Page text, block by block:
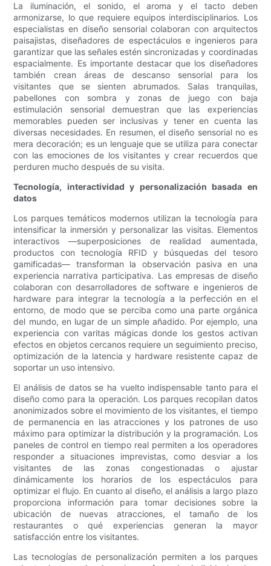
La iluminación, el sonido, el aroma y el tacto deben
armonizarse, lo que requiere equipos interdisciplinarios. Los
especialistas en diseño sensorial colaboran con arquitectos
paisajistas, diseñadores de espectáculos e ingenieros para
garantizar que las señales estén sincronizadas y coordinadas
espacialmente. Es importante destacar que los diseñadores
también crean áreas de descanso sensorial para los
visitantes que se sienten abrumados. Salas tranquilas,
pabellones con sombra y zonas de juego con baja
estimulación sensorial demuestran que las experiencias
memorables pueden ser inclusivas y tener en cuenta las
diversas necesidades. En resumen, el diseño sensorial no es
mera decoración; es un lenguaje que se utiliza para conectar
con las emociones de los visitantes y crear recuerdos que
perduren mucho después de su visita.
Tecnología, interactividad y personalización basada en
datos
Los parques temáticos modernos utilizan la tecnología para
intensificar la inmersión y personalizar las visitas. Elementos
interactivos —superposiciones de realidad aumentada,
productos con tecnología RFID y búsquedas del tesoro
gamificadas— transforman la observación pasiva en una
experiencia narrativa participativa. Las empresas de diseño
colaboran con desarrolladores de software e ingenieros de
hardware para integrar la tecnología a la perfección en el
entorno, de modo que se perciba como una parte orgánica
del mundo, en lugar de un simple añadido. Por ejemplo, una
experiencia con varitas mágicas donde los gestos activan
efectos en objetos cercanos requiere un seguimiento preciso,
optimización de la latencia y hardware resistente capaz de
soportar un uso intensivo.
El análisis de datos se ha vuelto indispensable tanto para el
diseño como para la operación. Los parques recopilan datos
anonimizados sobre el movimiento de los visitantes, el tiempo
de permanencia en las atracciones y los patrones de uso
máximo para optimizar la distribución y la programación. Los
paneles de control en tiempo real permiten a los operadores
responder a situaciones imprevistas, como desviar a los
visitantes de las zonas congestionadas o ajustar
dinámicamente los horarios de los espectáculos para
optimizar el flujo. En cuanto al diseño, el análisis a largo plazo
proporciona información para tomar decisiones sobre la
ubicación de nuevas atracciones, el tamaño de los
restaurantes o qué experiencias generan la mayor
satisfacción entre los visitantes.
Las tecnologías de personalización permiten a los parques